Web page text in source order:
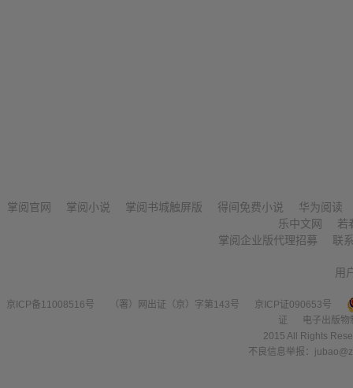
掌阅官网 掌阅小说 掌阅书城触屏版 得间免费小说
华为阅读
乐中文网
若
掌阅企业版代理招募
联
用
京ICP备11008516号 （署）网出证（京）字第143号
京ICP证090653号
证
电子出版
2015 All Rights
不良信息举报：